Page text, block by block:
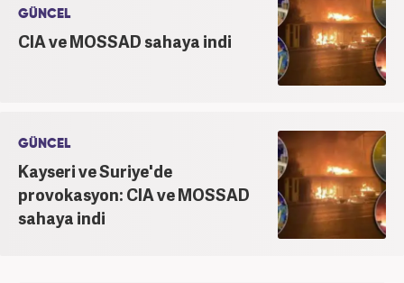
GÜNCEL
CIA ve MOSSAD sahaya indi
GÜNCEL
Kayseri ve Suriye'de
provokasyon: CIA ve MOSSAD
sahaya indi